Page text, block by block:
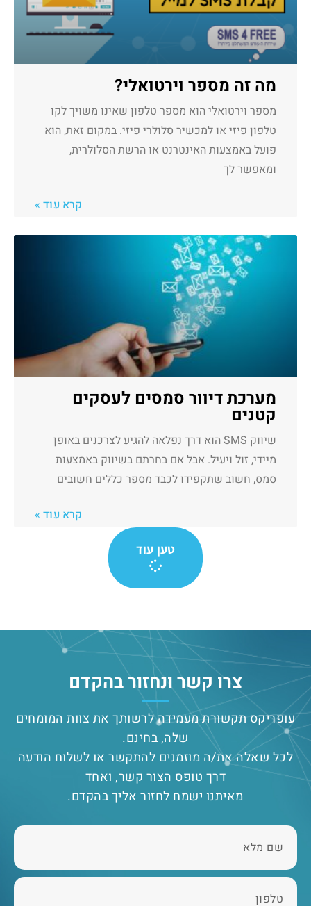
מה זה מספר וירטואלי?
מספר וירטואלי הוא מספר טלפון שאינו משויך לקו
טלפון פיזי או למכשיר סלולרי פיזי. במקום זאת, הוא
פועל באמצעות האינטרנט או הרשת הסלולרית,
ומאפשר לך
קרא עוד »
מערכת דיוור סמסים לעסקים
קטנים
שיווק SMS הוא דרך נפלאה להגיע לצרכנים באופן
מיידי, זול ויעיל. אבל אם בחרתם בשיווק באמצעות
סמס, חשוב שתקפידו לכבד מספר כללים חשובים
קרא עוד »
טען עוד
צרו קשר ונחזור בהקדם
עופריקס תקשורת מעמידה לרשותך את צוות המומחים
שלה, בחינם.
לכל שאלה את/ה מוזמנים להתקשר או לשלוח הודעה
דרך טופס הצור קשר, ואחד
מאיתנו ישמח לחזור אליך בהקדם.